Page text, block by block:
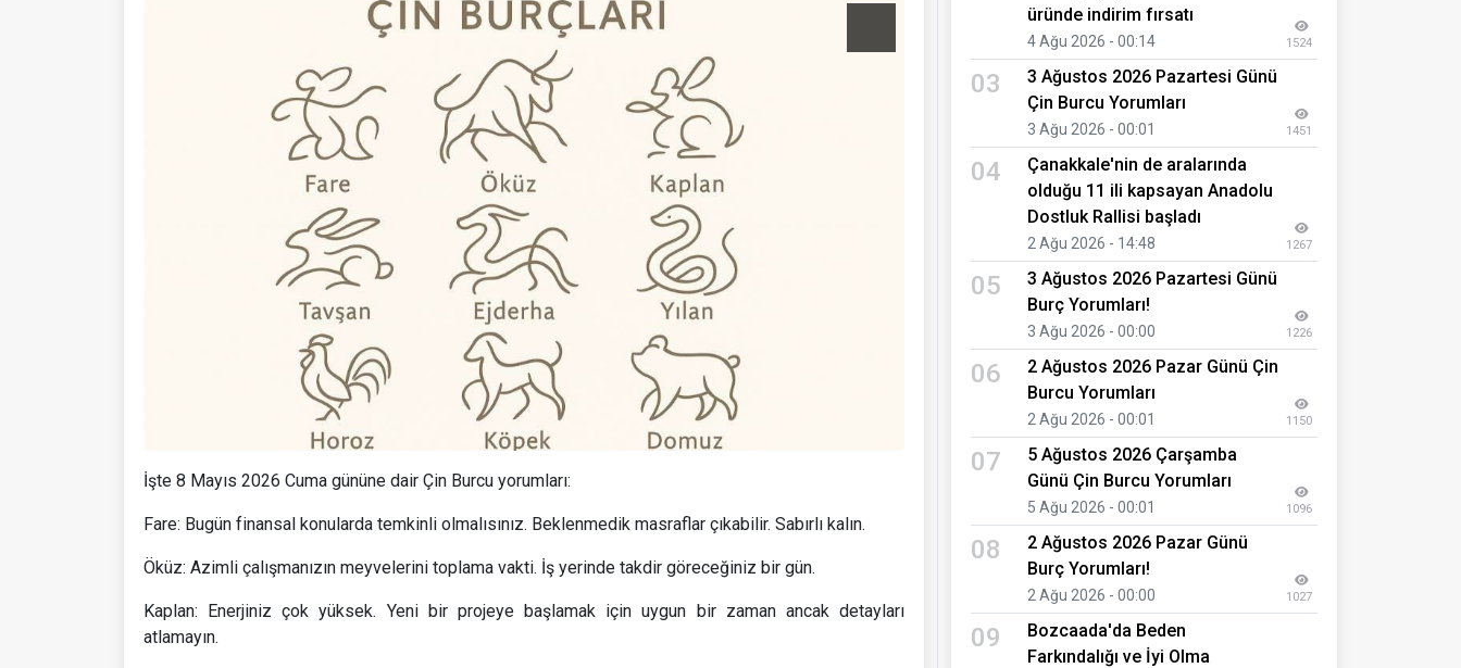
İşte 8 Mayıs 2026 Cuma gününe dair Çin Burcu yorumları:
Fare: Bugün finansal konularda temkinli olmalısınız. Beklenmedik masraflar çıkabilir. Sabırlı kalın.
Öküz: Azimli çalışmanızın meyvelerini toplama vakti. İş yerinde takdir göreceğiniz bir gün.
Kaplan: Enerjiniz çok yüksek. Yeni bir projeye başlamak için uygun bir zaman ancak detayları
atlamayın.
üründe indirim fırsatı
4 Ağu 2026 - 00:14 1524
03
3 Ağustos 2026 Pazartesi Günü
Çin Burcu Yorumları
3 Ağu 2026 - 00:01 1451
04
Çanakkale'nin de aralarında
olduğu 11 ili kapsayan Anadolu
Dostluk Rallisi başladı
2 Ağu 2026 - 14:48 1267
05
3 Ağustos 2026 Pazartesi Günü
Burç Yorumları!
3 Ağu 2026 - 00:00 1226
06
2 Ağustos 2026 Pazar Günü Çin
Burcu Yorumları
2 Ağu 2026 - 00:01 1150
07
5 Ağustos 2026 Çarşamba
Günü Çin Burcu Yorumları
5 Ağu 2026 - 00:01 1096
08
2 Ağustos 2026 Pazar Günü
Burç Yorumları!
2 Ağu 2026 - 00:00 1027
09
Bozcaada'da Beden
Farkındalığı ve İyi Olma